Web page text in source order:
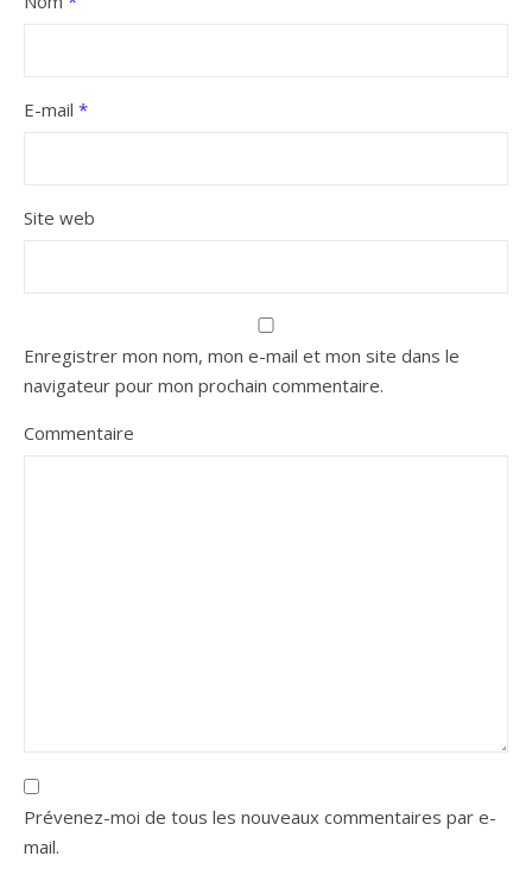
E-mail *
Site web
Enregistrer mon nom, mon e-mail et mon site dans le
navigateur pour mon prochain commentaire.
Commentaire
Prévenez-moi de tous les nouveaux commentaires par e-
mail.